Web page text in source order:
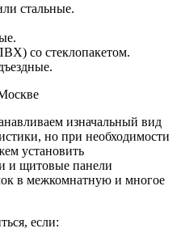
стальные.
со стеклопакетом.
изначальный вид
но при необходимости
установить
и щитовые панели
в межкомнатную и многое
если: